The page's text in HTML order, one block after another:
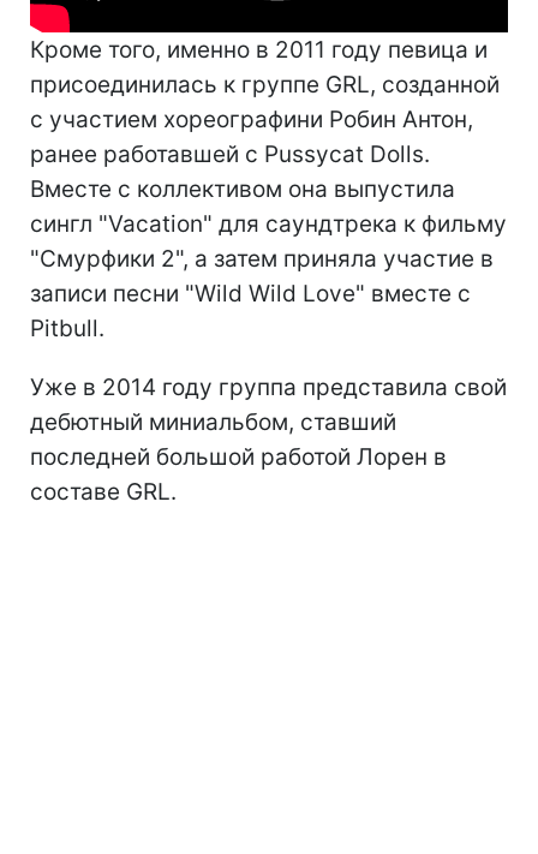
Кроме того, именно в 2011 году певица и
присоединилась к группе GRL, созданной
с участием хореографини Робин Антон,
ранее работавшей с Pussycat Dolls.
Вместе с коллективом она выпустила
сингл "Vacation" для саундтрека к фильму
"Смурфики 2", а затем приняла участие в
записи песни "Wild Wild Love" вместе с
Pitbull.
Уже в 2014 году группа представила свой
дебютный миниальбом, ставший
последней большой работой Лорен в
составе GRL.